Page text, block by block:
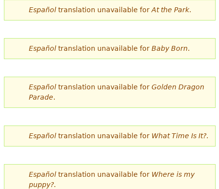
Más recursos
s
t
á
a
u
í
Españoltranslation unavailable for At the Park.
Españoltranslation unavailable for Baby Born.
Españoltranslation unavailable for Golden Dragon
Parade.
Españoltranslation unavailable for What Time Is It?.
Españoltranslation unavailable for Where is my
puppy?.